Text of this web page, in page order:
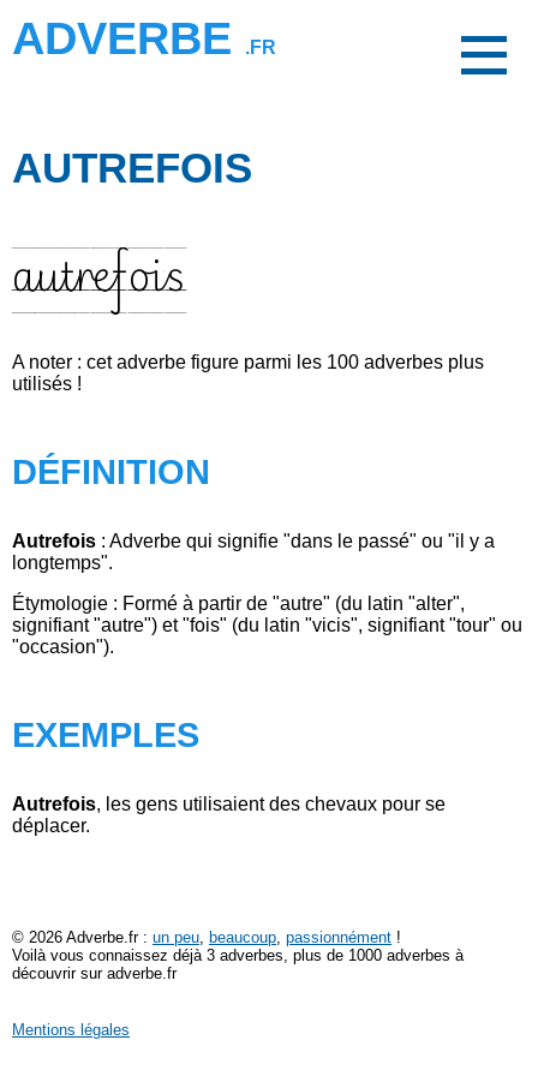
ADVERBE .FR
AUTREFOIS
autrefois
A noter : cet adverbe figure parmi les 100 adverbes plus
utilisés !
DÉFINITION
Autrefois : Adverbe qui signifie "dans le passé" ou "il y a
longtemps".
Étymologie : Formé à partir de "autre" (du latin "alter",
signifiant "autre") et "fois" (du latin "vicis", signifiant "tour" ou
"occasion").
EXEMPLES
Autrefois, les gens utilisaient des chevaux pour se
déplacer.
© 2026 Adverbe.fr : un peu, beaucoup, passionnément !
Voilà vous connaissez déjà 3 adverbes, plus de 1000 adverbes à
découvrir sur adverbe.fr
Mentions légales